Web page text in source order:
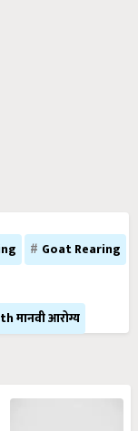
Goat Rearing
मानवी आरोग्य